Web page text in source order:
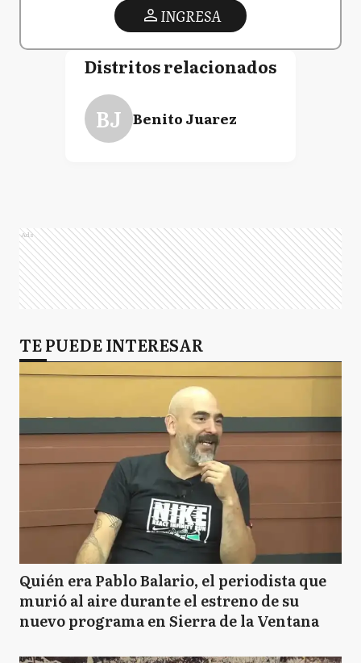
INGRESA
Distritos relacionados
BJ Benito Juarez
Ads
TE PUEDE INTERESAR
Quién era Pablo Balario, el periodista que
murió al aire durante el estreno de su
nuevo programa en Sierra de la Ventana